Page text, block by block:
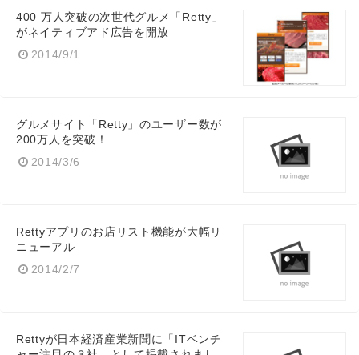
400 万人突破の次世代グルメ「Retty」
がネイティブアド広告を開放
2014/9/1
グルメサイト「Retty」のユーザー数が
200万人を突破！
2014/3/6
Rettyアプリのお店リスト機能が大幅リ
ニューアル
2014/2/7
Rettyが日本経済産業新聞に「ITベンチ